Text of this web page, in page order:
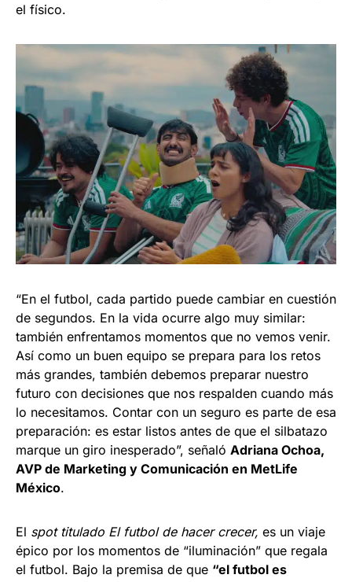
el físico.
“En el futbol, cada partido puede cambiar en cuestión
de segundos. En la vida ocurre algo muy similar:
también enfrentamos momentos que no vemos venir.
Así como un buen equipo se prepara para los retos
más grandes, también debemos preparar nuestro
futuro con decisiones que nos respalden cuando más
lo necesitamos. Contar con un seguro es parte de esa
preparación: es estar listos antes de que el silbatazo
marque un giro inesperado”, señaló Adriana Ochoa,
AVP de Marketing y Comunicación en MetLife
México.
El spot titulado El futbol de hacer crecer, es un viaje
épico por los momentos de “iluminación” que regala
el futbol. Bajo la premisa de que “el futbol es